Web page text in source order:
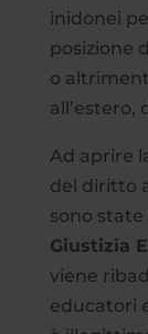
inidonei
posizione
o
all’estero,
Ad aprire
del diritto
sono state
Giustizia
viene
educatori